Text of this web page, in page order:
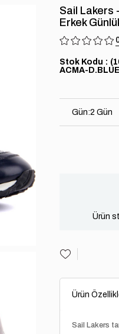
Sail Lakers
Erkek
Stok Kodu
ACMA-
Gün:2 Gün
Ürün
Ürün
Sail Lakers